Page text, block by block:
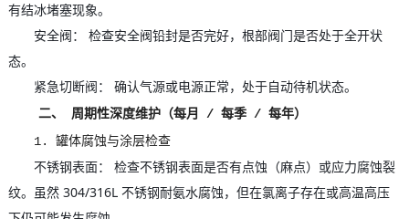
有结冰堵塞现象。
安全阀： 检查安全阀铅封是否完好，根部阀门是否处于全开状
态。
紧急切断阀： 确认气源或电源正常，处于自动待机状态。
二、 周期性深度维护（每月 / 每季 / 每年）
1. 罐体腐蚀与涂层检查
不锈钢表面： 检查不锈钢表面是否有点蚀（麻点）或应力腐蚀裂
纹。虽然 304/316L 不锈钢耐氨水腐蚀，但在氯离子存在或高温高压